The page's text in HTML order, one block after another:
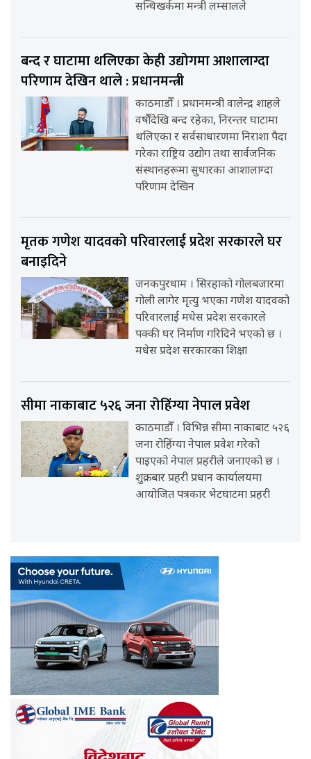
सन्धिखर्कमा मन्त्री लम्सालले
बन्द र घाटामा थलिएका केही उद्योगमा आशालाग्दा
परिणाम देखिन थाले : प्रधानमन्त्री
काठमाडौँ । प्रधानमन्त्री वालेन्द्र शाहले
वर्षौंदेखि बन्द रहेका, निरन्तर घाटामा
थलिएका र सर्वसाधारणमा निराशा पैदा
गरेका राष्ट्रिय उद्योग तथा सार्वजनिक
संस्थानहरूमा सुधारका आशालाग्दा
परिणाम देखिन
मृतक गणेश यादवको परिवारलाई प्रदेश सरकारले घर
बनाइदिने
जनकपुरधाम । सिरहाको गोलबजारमा
गोली लागेर मृत्यु भएका गणेश यादवको
परिवारलाई मधेस प्रदेश सरकारले
पक्की घर निर्माण गरिदिने भएको छ ।
मधेस प्रदेश सरकारका शिक्षा
सीमा नाकाबाट ५२६ जना रोहिंग्या नेपाल प्रवेश
काठमाडौँ । विभिन्न सीमा नाकाबाट ५२६
जना रोहिंग्या नेपाल प्रवेश गरेको
पाइएको नेपाल प्रहरीले जनाएको छ ।
शुक्रबार प्रहरी प्रधान कार्यालयमा
आयोजित पत्रकार भेटघाटमा प्रहरी